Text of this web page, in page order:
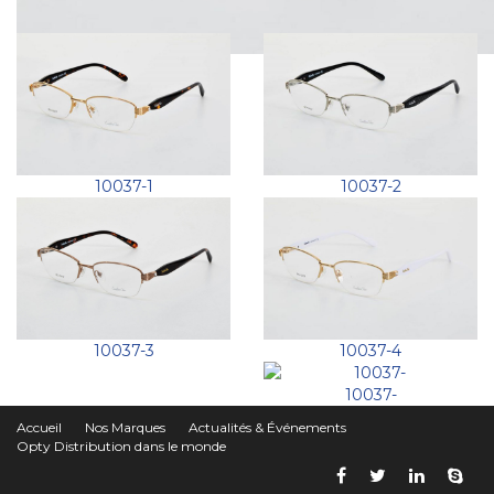
10037-1 10037-2
10037-3 10037-4
10037-
Accueil Nos Marques
Actualités & Événements
Opty Distribution dans le monde